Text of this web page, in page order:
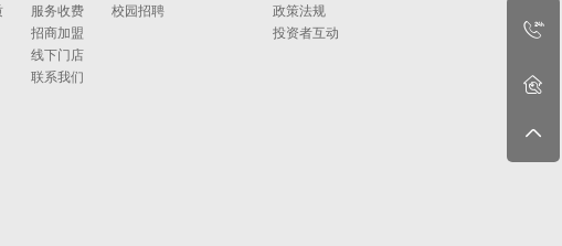
服务收费
招商加盟
线下门店
联系我们
校园招聘
政策法规
投资者互动